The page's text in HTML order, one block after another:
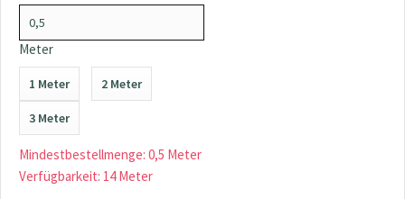
Meter
1 Meter 2 Meter
3 Meter
Mindestbestellmenge: 0,5 Meter
Verfügbarkeit: 14 Meter